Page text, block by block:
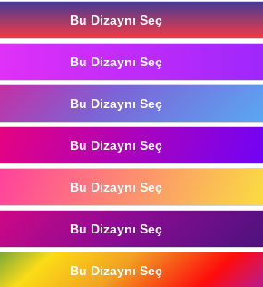
Bu Dizaynı Seç
Bu Dizaynı Seç
Bu Dizaynı Seç
Bu Dizaynı Seç
Bu Dizaynı Seç
Bu Dizaynı Seç
Bu Dizaynı Seç